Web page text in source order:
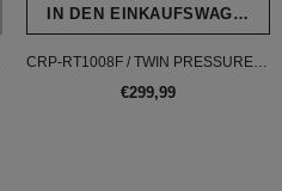
IN DEN EINKAUFSWAGEN
CRP-RT1008F / TWIN PRESSURE (Digitaler Dampfdruck) Reiskocher
€299,99